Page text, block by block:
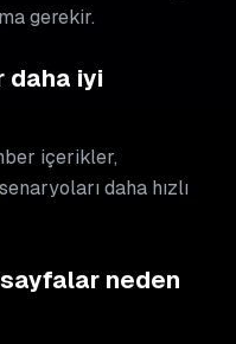
gerekir.
daha iyi
içerikler,
daha hızlı
neden